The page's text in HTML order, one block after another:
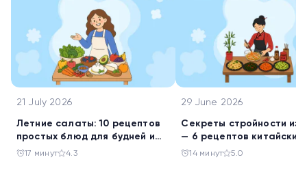
21 July 2026
Летние салаты: 10 рецептов
простых блюд для будней и
праздника
17 минут 4.3
29 June 2026
Секреты стройности из
— 6 рецептов китайских
салатов
14 минут 5.0